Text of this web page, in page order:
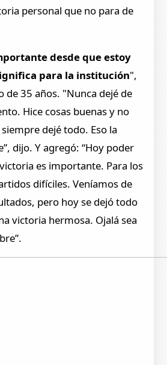
personal que no para de
desde que estoy
para la institución",
de 35 años. "Nunca dejé de
Hice cosas buenas y no
dejé todo. Eso la
dijo. Y agregó: “Hoy poder
es importante. Para los
difíciles. Veníamos de
pero hoy se dejó todo
victoria hermosa. Ojalá sea